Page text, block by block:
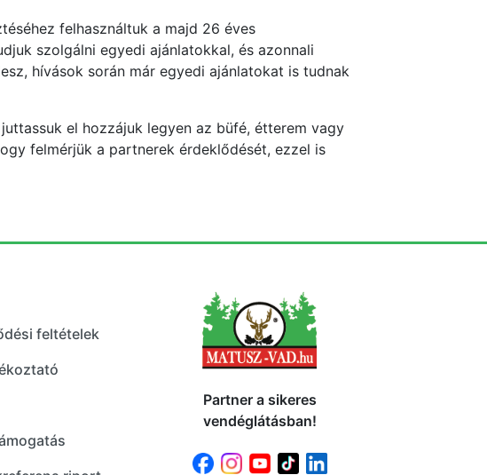
felhasználtuk a majd 26 éves
szolgálni egyedi ajánlatokkal, és azonnali
hívások során már egyedi ajánlatokat is tudnak
el hozzájuk legyen az büfé, étterem vagy
felmérjük a partnerek érdeklődését, ezzel is
feltételek
Partner a sikeres
vendéglátásban!